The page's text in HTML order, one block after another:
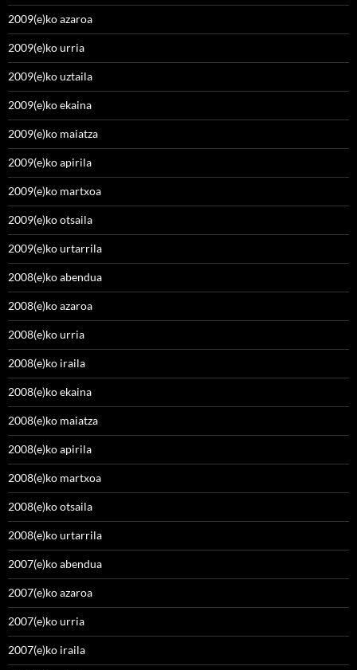
2009(e)ko azaroa
2009(e)ko urria
2009(e)ko uztaila
2009(e)ko ekaina
2009(e)ko maiatza
2009(e)ko apirila
2009(e)ko martxoa
2009(e)ko otsaila
2009(e)ko urtarrila
2008(e)ko abendua
2008(e)ko azaroa
2008(e)ko urria
2008(e)ko iraila
2008(e)ko ekaina
2008(e)ko maiatza
2008(e)ko apirila
2008(e)ko martxoa
2008(e)ko otsaila
2008(e)ko urtarrila
2007(e)ko abendua
2007(e)ko azaroa
2007(e)ko urria
2007(e)ko iraila